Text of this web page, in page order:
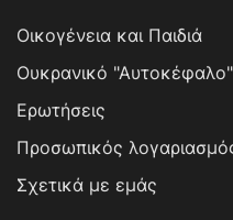
Οικογένεια και Παιδιά
Ουκρανικό "Αυτοκέφαλο"
Ερωτήσεις
Προσωπικός
Σχετικά με εμάς